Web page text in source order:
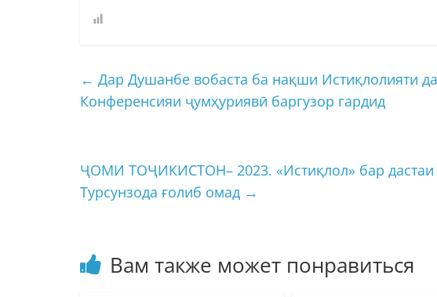
← Дар Душанбе вобаста ба нақши Истиқлолияти
Конференсияи ҷумҳуриявӣ баргузор гардид
ҶОМИ ТОҶИКИСТОН– 2023. «Истиқлол» бар дастаи
Турсунзода ғолиб омад →
Вам также может понравиться